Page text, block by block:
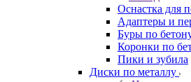
Оснастка для
Адаптеры и
Буры по
Коронки по
Пики и зубила
Диски по металлу